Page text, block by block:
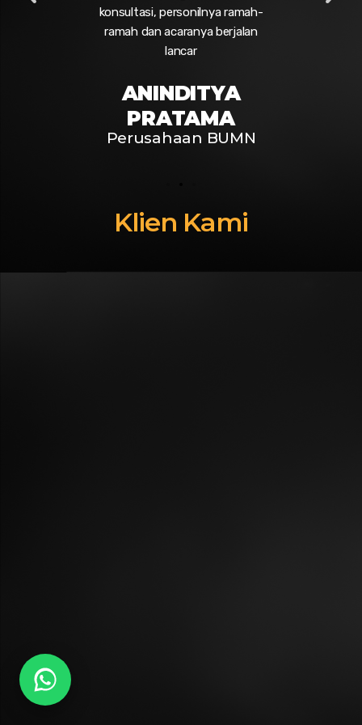
konsultasi, personilnya ramah-
ramah dan acaranya berjalan
lancar
ANINDITYA
PRATAMA
Perusahaan BUMN
Klien Kami